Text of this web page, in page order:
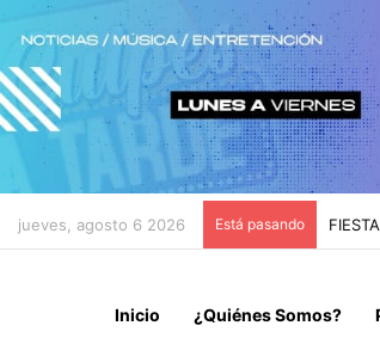
jueves, agosto 6 2026 Está pasando
Inicio ¿Quiénes Somos?